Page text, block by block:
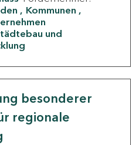
Kommunen
und
besonderer
regionale